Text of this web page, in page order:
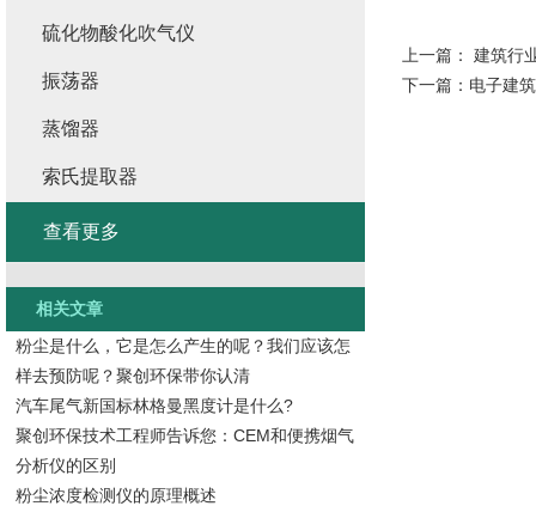
上一篇： 建筑行
下一篇： 电子建
硫化物酸化吹气仪
振荡器
蒸馏器
索氏提取器
查看更多
相关文章
粉尘是什么，它是怎么产生的呢？我们应该怎
样去预防呢？聚创环保带你认清
汽车尾气新国标林格曼黑度计是什么?
聚创环保技术工程师告诉您：CEM和便携烟气
分析仪的区别
粉尘浓度检测仪的原理概述